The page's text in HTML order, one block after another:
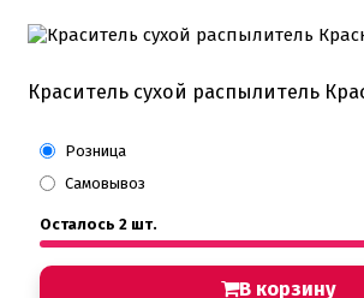
Краситель сухой распылитель
Розница
Самовывоз
Осталось 2 шт.
В корзину